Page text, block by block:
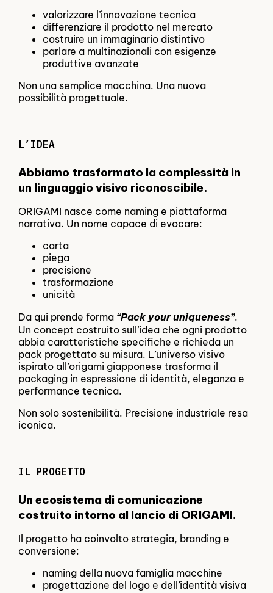
valorizzare l’innovazione tecnica
differenziare il prodotto nel mercato
costruire un immaginario distintivo
parlare a multinazionali con esigenze
produttive avanzate
Non una semplice macchina. Una nuova
possibilità progettuale.
L’IDEA
Abbiamo trasformato la complessità in
un linguaggio visivo riconoscibile.
ORIGAMI nasce come naming e piattaforma
narrativa. Un nome capace di evocare:
carta
piega
precisione
trasformazione
unicità
Da qui prende forma “Pack your uniqueness”.
Un concept costruito sull’idea che ogni prodotto
abbia caratteristiche specifiche e richieda un
pack progettato su misura. L’universo visivo
ispirato all’origami giapponese trasforma il
packaging in espressione di identità, eleganza e
performance tecnica.
Non solo sostenibilità. Precisione industriale resa
iconica.
IL PROGETTO
Un ecosistema di comunicazione
costruito intorno al lancio di ORIGAMI.
Il progetto ha coinvolto strategia, branding e
conversione:
naming della nuova famiglia macchine
progettazione del logo e dell’identità visiva